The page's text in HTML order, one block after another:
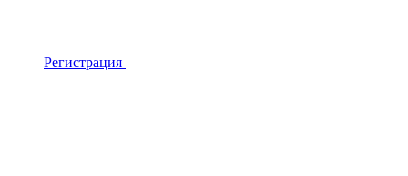
Регистрация